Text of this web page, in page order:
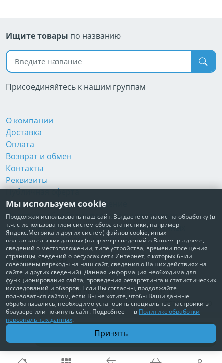
В корзину
Доставим по всей России
Ищите товары по названию
Поиск по названию
Присоединяйтесь к нашим группам
О компании
Доставка
Оплата
Возврат и обмен
Контакты
Реквизиты
Публичная оферта
Пользовательское соглашение
Политика обработки персональных данных
Согласие на обработку персональных данных
Согласие на рекламные рассылки
+7 495 210-10-57
© Забота о Вас.ру
Москва, Электродный проезд, д. 14 стр.1 офис 18
ИП Максимова Татьяна Александровна · ИНН 772006379720
Мы используем cookie
Продолжая использовать наш сайт, Вы даете согласие на обработку (в
т.ч. с использованием систем сбора статистики, например
Яндекс.Метрика и других систем) файлов cookie, иных
пользовательских данных (например сведений о Вашем ip-адресе,
сведений о местоположении, типе устройства, времени посещения
страницы, сведений о ресурсах сети Интернет, с которых были
совершены переходы на наш сайт, сведения о Ваших действиях на
сайте и других сведений). Данная информация необходима для
функционирования сайта, проведения ретаргетинга и статистических
исследований и обзоров. Если Вы согласны, продолжайте
пользоваться сайтом, если Вы не хотите, чтобы Ваши данные
обрабатывались, необходимо установить специальные настройки в
браузере или покинуть сайт. Подробнее — в Политике обработки
персональных данных.
Принять